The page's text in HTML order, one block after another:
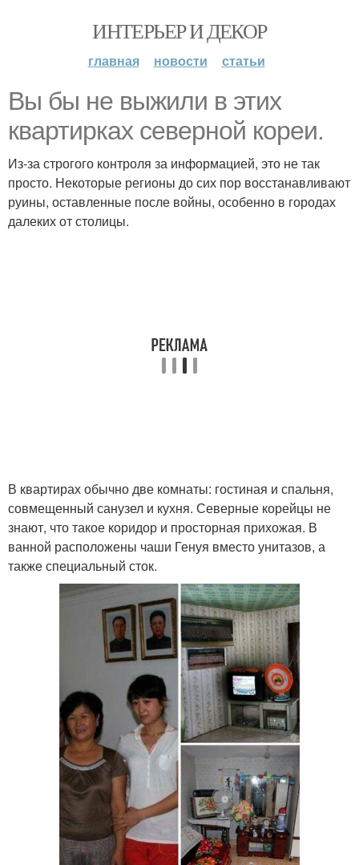
ИНТЕРЬЕР И ДЕКОР
главная новости статьи
Вы бы не выжили в этих
квартирках северной кореи.
Из-за строгого контроля за информацией, это не так
просто. Некоторые регионы до сих пор восстанавливают
руины, оставленные после войны, особенно в городах
далеких от столицы.
В квартирах обычно две комнаты: гостиная и спальня,
совмещенный санузел и кухня. Северные корейцы не
знают, что такое коридор и просторная прихожая. В
ванной расположены чаши Генуя вместо унитазов, а
также специальный сток.